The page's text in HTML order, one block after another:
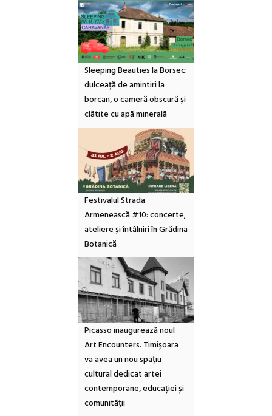
Sleeping Beauties la Borsec:
dulceață de amintiri la
borcan, o cameră obscură și
clătite cu apă minerală
Festivalul Strada
Armenească #10: concerte,
ateliere și întâlniri în Grădina
Botanică
Picasso inaugurează noul
Art Encounters. Timișoara
va avea un nou spațiu
cultural dedicat artei
contemporane, educației și
comunității